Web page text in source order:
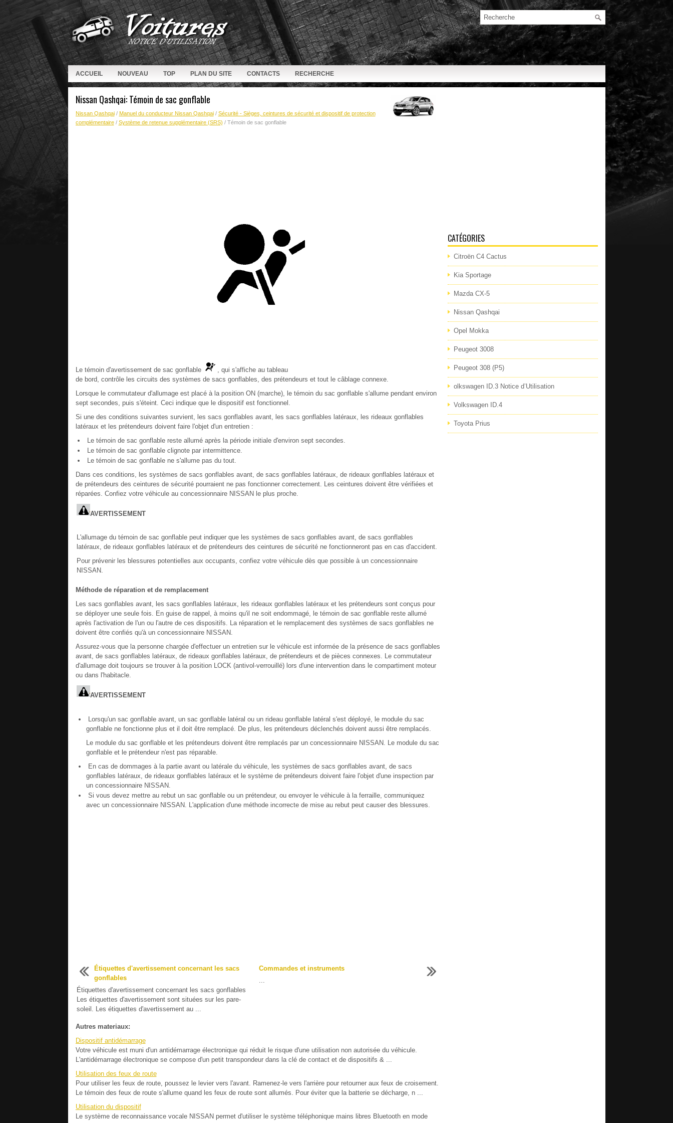
ACCUEIL NOUVEAU TOP PLAN DU SITE CONTACTS RECHERCHE
Nissan Qashqai: Témoin de sac gonflable
Nissan Qashqai/ Manuel du conducteur Nissan Qashqai/ Sécurité - Sièges, ceintures de sécurité et dispositif de protection
complémentaire/ Système de retenue supplémentaire (SRS) / Témoin de sac gonflable
Le témoin d'avertissement de sac gonflable
, qui s'affiche au tableau
de bord, contrôle les circuits des systèmes de sacs gonflables, des prétendeurs et tout le câblage connexe.
Lorsque le commutateur d'allumage est placé à la position ON (marche), le témoin du sac gonflable s'allume pendant environ
sept secondes, puis s'éteint. Ceci indique que le dispositif est fonctionnel.
Si une des conditions suivantes survient, les sacs gonflables avant, les sacs gonflables latéraux, les rideaux gonflables
latéraux et les prétendeurs doivent faire l'objet d'un entretien :
Le témoin de sac gonflable reste allumé après la période initiale d'environ sept secondes.
Le témoin de sac gonflable clignote par intermittence.
Le témoin de sac gonflable ne s'allume pas du tout.
Dans ces conditions, les systèmes de sacs gonflables avant, de sacs gonflables latéraux, de rideaux gonflables latéraux et
de prétendeurs des ceintures de sécurité pourraient ne pas fonctionner correctement. Les ceintures doivent être vérifiées et
réparées. Confiez votre véhicule au concessionnaire NISSAN le plus proche.
AVERTISSEMENT
L'allumage du témoin de sac gonflable peut indiquer que les systèmes de sacs gonflables avant, de sacs gonflables
latéraux, de rideaux gonflables latéraux et de prétendeurs des ceintures de sécurité ne fonctionneront pas en cas d'accident.
Pour prévenir les blessures potentielles aux occupants, confiez votre véhicule dès que possible à un concessionnaire
NISSAN.
Méthode de réparation et de remplacement
Les sacs gonflables avant, les sacs gonflables latéraux, les rideaux gonflables latéraux et les prétendeurs sont conçus pour
se déployer une seule fois. En guise de rappel, à moins qu'il ne soit endommagé, le témoin de sac gonflable reste allumé
après l'activation de l'un ou l'autre de ces dispositifs. La réparation et le remplacement des systèmes de sacs gonflables ne
doivent être confiés qu'à un concessionnaire NISSAN.
Assurez-vous que la personne chargée d'effectuer un entretien sur le véhicule est informée de la présence de sacs gonflables
avant, de sacs gonflables latéraux, de rideaux gonflables latéraux, de prétendeurs et de pièces connexes. Le commutateur
d'allumage doit toujours se trouver à la position LOCK (antivol-verrouillé) lors d'une intervention dans le compartiment moteur
ou dans l'habitacle.
AVERTISSEMENT
Lorsqu'un sac gonflable avant, un sac gonflable latéral ou un rideau gonflable latéral s'est déployé, le module du sac
gonflable ne fonctionne plus et il doit être remplacé. De plus, les prétendeurs déclenchés doivent aussi être remplacés.
Le module du sac gonflable et les prétendeurs doivent être remplacés par un concessionnaire NISSAN. Le module du sac
gonflable et le prétendeur n'est pas réparable.
En cas de dommages à la partie avant ou latérale du véhicule, les systèmes de sacs gonflables avant, de sacs
gonflables latéraux, de rideaux gonflables latéraux et le système de prétendeurs doivent faire l'objet d'une inspection par
un concessionnaire NISSAN.
Si vous devez mettre au rebut un sac gonflable ou un prétendeur, ou envoyer le véhicule à la ferraille, communiquez
avec un concessionnaire NISSAN. L'application d'une méthode incorrecte de mise au rebut peut causer des blessures.
Étiquettes d'avertissement concernant les sacs
gonflables
Étiquettes d'avertissement concernant les sacs gonflables
Les étiquettes d'avertissement sont situées sur les pare-
soleil. Les étiquettes d'avertissement au ...
Commandes et instruments
...
Autres materiaux:
Dispositif antidémarrage
Votre véhicule est muni d'un antidémarrage électronique qui réduit le risque d'une utilisation non autorisée du véhicule.
L'antidémarrage électronique se compose d'un petit transpondeur dans la clé de contact et de dispositifs & ...
Utilisation des feux de route
Pour utiliser les feux de route, poussez le levier vers l'avant. Ramenez-le vers l'arrière pour retourner aux feux de croisement.
Le témoin des feux de route s'allume quand les feux de route sont allumés. Pour éviter que la batterie se décharge, n ...
Utilisation du dispositif
Le système de reconnaissance vocale NISSAN permet d'utiliser le système téléphonique mains libres Bluetooth en mode
CATÉGORIES
Citroën C4 Cactus
Kia Sportage
Mazda CX-5
Nissan Qashqai
Opel Mokka
Peugeot 3008
Peugeot 308 (P5)
olkswagen ID.3 Notice d’Utilisation
Volkswagen ID.4
Toyota Prius